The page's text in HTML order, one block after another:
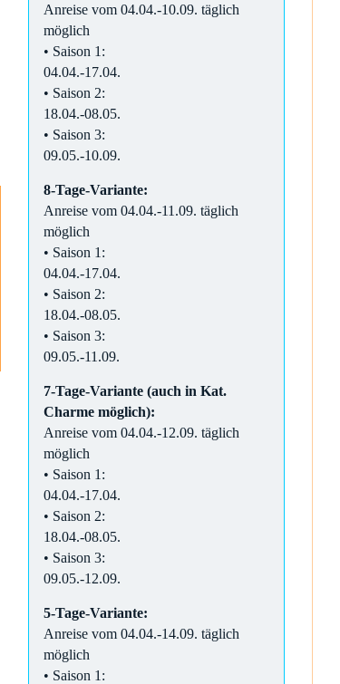
Anreise vom 04.04.-10.09. täglich
möglich
• Saison 1:
04.04.-17.04.
• Saison 2:
18.04.-08.05.
• Saison 3:
09.05.-10.09.
8-Tage-Variante:
Anreise vom 04.04.-11.09. täglich
möglich
• Saison 1:
04.04.-17.04.
• Saison 2:
18.04.-08.05.
• Saison 3:
09.05.-11.09.
7-Tage-Variante (auch in Kat.
Charme möglich):
Anreise vom 04.04.-12.09. täglich
möglich
• Saison 1:
04.04.-17.04.
• Saison 2:
18.04.-08.05.
• Saison 3:
09.05.-12.09.
5-Tage-Variante:
Anreise vom 04.04.-14.09. täglich
möglich
• Saison 1: